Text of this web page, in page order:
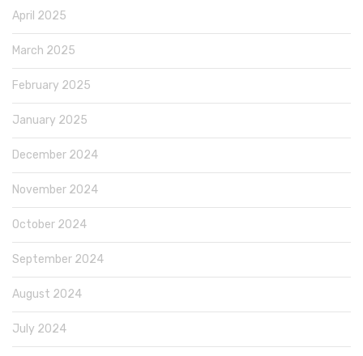
April 2025
March 2025
February 2025
January 2025
December 2024
November 2024
October 2024
September 2024
August 2024
July 2024